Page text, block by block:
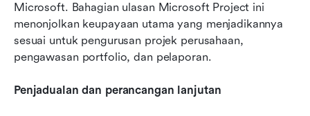
Microsoft. Bahagian ulasan Microsoft Project ini
menonjolkan keupayaan utama yang menjadikannya
sesuai untuk pengurusan projek perusahaan,
pengawasan portfolio, dan pelaporan.
Penjadualan dan perancangan lanjutan